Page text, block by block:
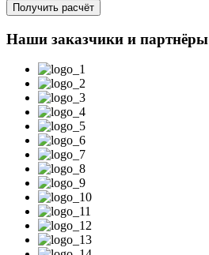
Получить расчёт
Наши заказчики и партнёры